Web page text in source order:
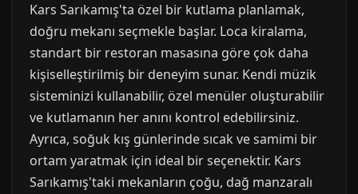
Kars Sarıkamış'ta özel bir kutlama planlamak,
doğru mekanı seçmekle başlar. Loca kiralama,
standart bir restoran masasına göre çok daha
kişiselleştirilmiş bir deneyim sunar. Kendi müzik
sisteminizi kullanabilir, özel menüler oluşturabilir
ve kutlamanın her anını kontrol edebilirsiniz.
Ayrıca, soğuk kış günlerinde sıcak ve samimi bir
ortam yaratmak için ideal bir seçenektir. Kars
Sarıkamış'taki mekanların çoğu, dağ manzaralı